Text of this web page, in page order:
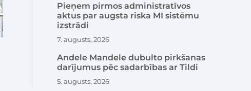
Pieņem pirmos administratīvos
aktus par augsta riska MI sistēmu
izstrādi
7. augusts, 2026
Andele Mandele dubulto pirkšanas
darījumus pēc sadarbības ar Tildi
5. augusts, 2026